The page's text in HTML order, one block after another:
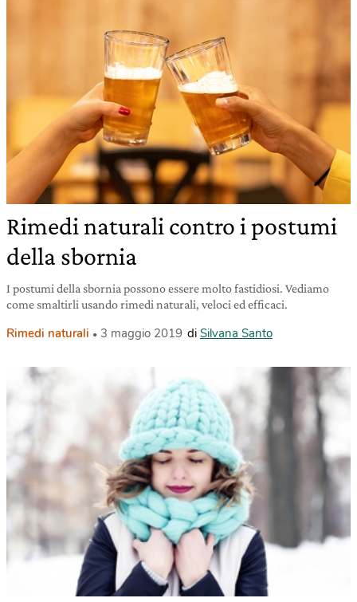
Rimedi naturali contro i postumi
della sbornia
I postumi della sbornia possono essere molto fastidiosi. Vediamo
come smaltirli usando rimedi naturali, veloci ed efficaci.
Rimedi naturali 3 maggio 2019 di Silvana Santo